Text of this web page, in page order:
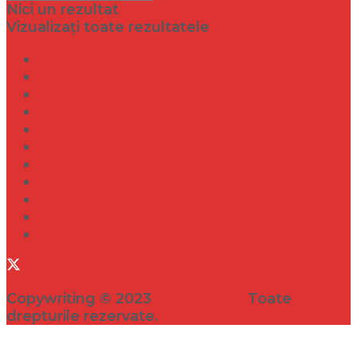
Nici un rezultat
Vizualizați toate rezultatele
Copywriting © 2023
Toate
drepturile rezervate.